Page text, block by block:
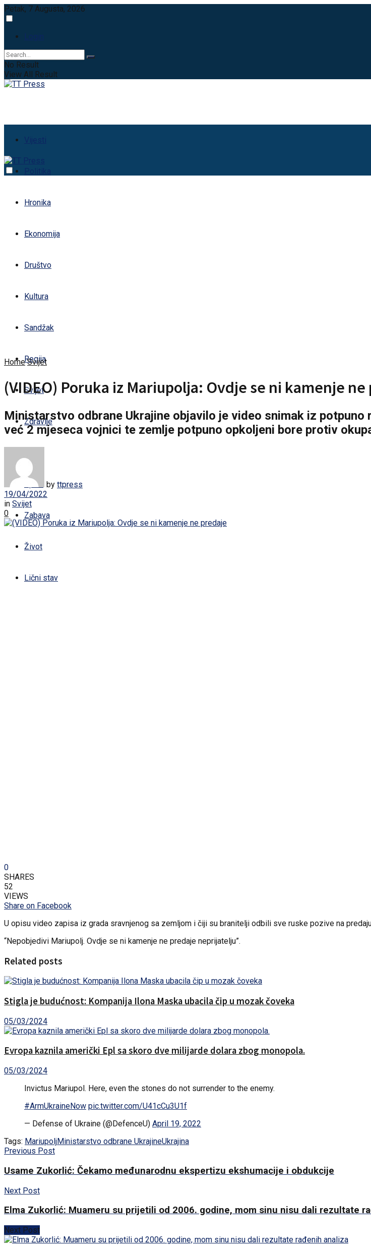
Petak, 7 Augusta, 2026
Login
No Result
View All Result
Vijesti
Politika
Hronika
Ekonomija
Društvo
Kultura
Sandžak
Regija
Svijet
Zdravlje
Sport
Zabava
Život
Lični stav
Home Svijet
(VIDEO) Poruka iz Mariupolja: Ovdje se ni kamenje
Ministarstvo odbrane Ukrajine objavilo je video snimak iz
već 2 mjeseca vojnici te zemlje potpuno opkoljeni bore protiv
by ttpress
19/04/2022
in Svijet
0
0
SHARES
52
VIEWS
Share on Facebook
U opisu video zapisa iz grada sravnjenog sa zemljom i čiji su branitelji odbili sve ruske pozive na
“Nepobjedivi Mariupolj. Ovdje se ni kamenje ne predaje neprijatelju”.
Related posts
Stigla je budućnost: Kompanija Ilona Maska ubacila čip u mozak čoveka
05/03/2024
Evropa kaznila američki Epl sa skoro dve milijarde dolara zbog monopola.
05/03/2024
Invictus Mariupol. Here, even the stones do not surrender to the enemy.
#ArmUkraineNow pic.twitter.com/U41cCu3U1f
— Defense of Ukraine (@DefenceU) April 19, 2022
Tags: MariupoljMinistarstvo odbrane UkrajineUkrajina
Previous Post
Usame Zukorlić: Čekamo međunarodnu ekspertizu ekshumacije i obdukcije
Next Post
Elma Zukorlić: Muameru su prijetili od 2006. godine, mom sinu nisu dali rezultate
Next Post